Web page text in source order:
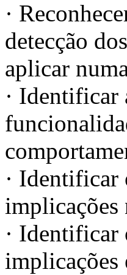
·
detecção
aplicar
· Identificar
· Identificar
implicações
· Identificar
implicações